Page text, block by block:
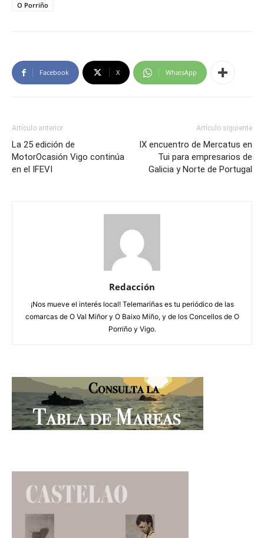
O Porriño
Facebook X WhatsApp
Artículo anterior
La 25 edición de
MotorOcasión Vigo continúa
en el IFEVI
Artículo siguiente
IX encuentro de Mercatus en
Tui para empresarios de
Galicia y Norte de Portugal
Redacción
¡Nos mueve el interés local! Telemariñas es tu periódico de las
comarcas de O Val Miñor y O Baixo Miño, y de los Concellos de O
Porriño y Vigo.